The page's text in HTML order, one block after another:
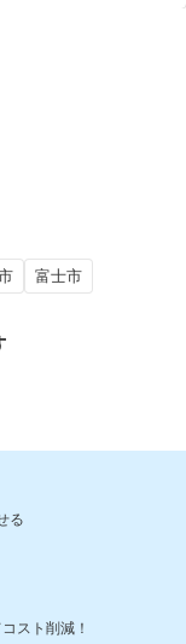
富士市
る
スト削減！